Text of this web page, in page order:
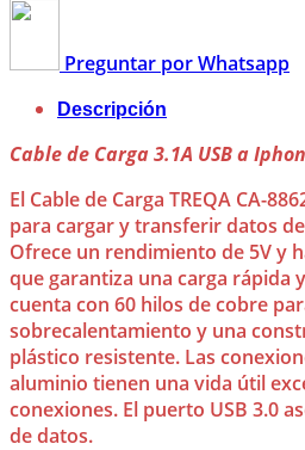
Preguntar por Whatsapp
Descripción
Cable de Carga 3.1A USB a
El Cable de Carga TREQA CA-
para cargar y transferir datos
Ofrece un rendimiento de 5V y
que garantiza una carga rápida
cuenta con 60 hilos de cobre
sobrecalentamiento y una
plástico resistente. Las
aluminio tienen una vida útil
conexiones. El puerto USB 3.0
de datos.